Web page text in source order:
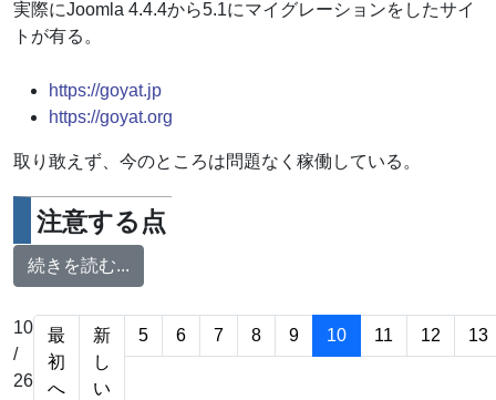
実際にJoomla 4.4.4から5.1にマイグレーションをしたサイ
トが有る。
https://goyat.jp
https://goyat.org
取り敢えず、今のところは問題なく稼働している。
注意する点
続きを読む...
10
/
26
最
初
へ
新
し
い
5 6 7 8 9 10 11 12 13